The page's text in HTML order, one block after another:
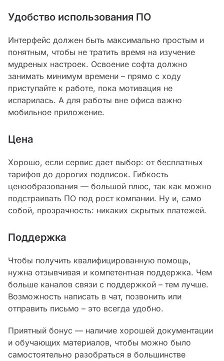
Удобство использования ПО
Интерфейс должен быть максимально простым и
понятным, чтобы не тратить время на изучение
мудреных настроек. Освоение софта должно
занимать минимум времени – прямо с ходу
приступайте к работе, пока мотивация не
испарилась. А для работы вне офиса важно
мобильное приложение.
Цена
Хорошо, если сервис дает выбор: от бесплатных
тарифов до дорогих подписок. Гибкость
ценообразования — большой плюс, так как можно
подстраивать ПО под рост компании. Ну и, само
собой, прозрачность: никаких скрытых платежей.
Поддержка
Чтобы получить квалифицированную помощь,
нужна отзывчивая и компетентная поддержка. Чем
больше каналов связи с поддержкой – тем лучше.
Возможность написать в чат, позвонить или
отправить письмо – это всегда удобно.
Приятный бонус — наличие хорошей документации
и обучающих материалов, чтобы можно было
самостоятельно разобраться в большинстве